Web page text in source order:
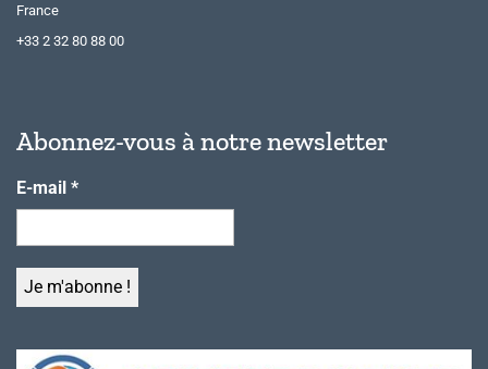
France
+33 2 32 80 88 00
Abonnez-vous à notre newsletter
E-mail *